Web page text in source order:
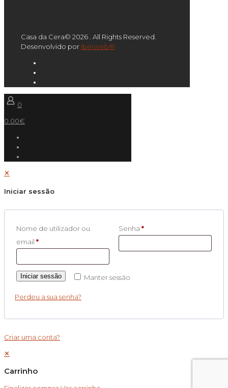
Casa da Cera© 2026 . All Rights Reserved.
Desenvolvido por Iberweb®
0
0.00€
✕
Iniciar sessão
Nome de utilizador ou
email *
Senha *
Manter sessão
Iniciar sessão
Perdeu a sua senha?
Criar uma conta?
✕
Carrinho